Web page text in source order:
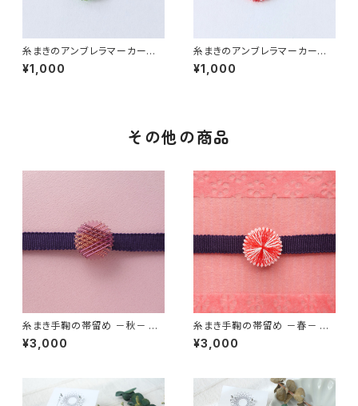
糸まきのアンブレラマーカー｜
花（緑）｜めじるしチャーム 推し
活 マルチマーカー
¥1,000
糸まきのアンブレラマーカー｜
花（赤）｜めじるしチャーム 推し
活 マルチマーカー
¥1,000
その他の商品
糸まき手鞠の帯留め －秋－ お
いもラテ
¥3,000
糸まき手鞠の帯留め －春－ カ
ーネーション
¥3,000